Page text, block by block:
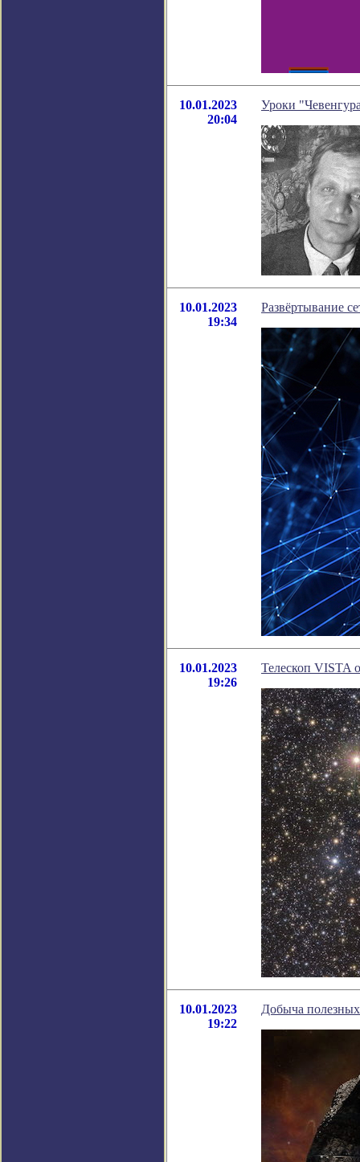
10.01.2023
20:04
Уроки
10.01.2023
19:34
Развёртывание
10.01.2023
19:26
Телескоп VISTA
10.01.2023
19:22
Добыча полезных